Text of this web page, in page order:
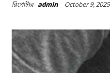
রিপোর্টার- admin October 9, 2025